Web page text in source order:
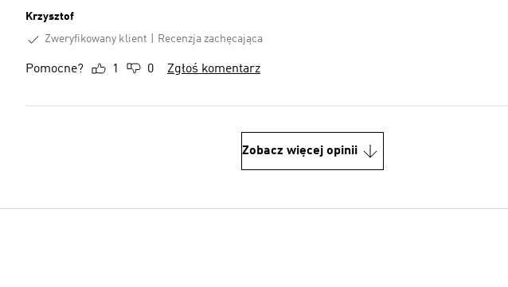
Krzysztof
Zweryfikowany klient
Recenzja zachęcająca
Pomocne? 1 0 Zgłoś komentarz
Zobacz więcej opinii